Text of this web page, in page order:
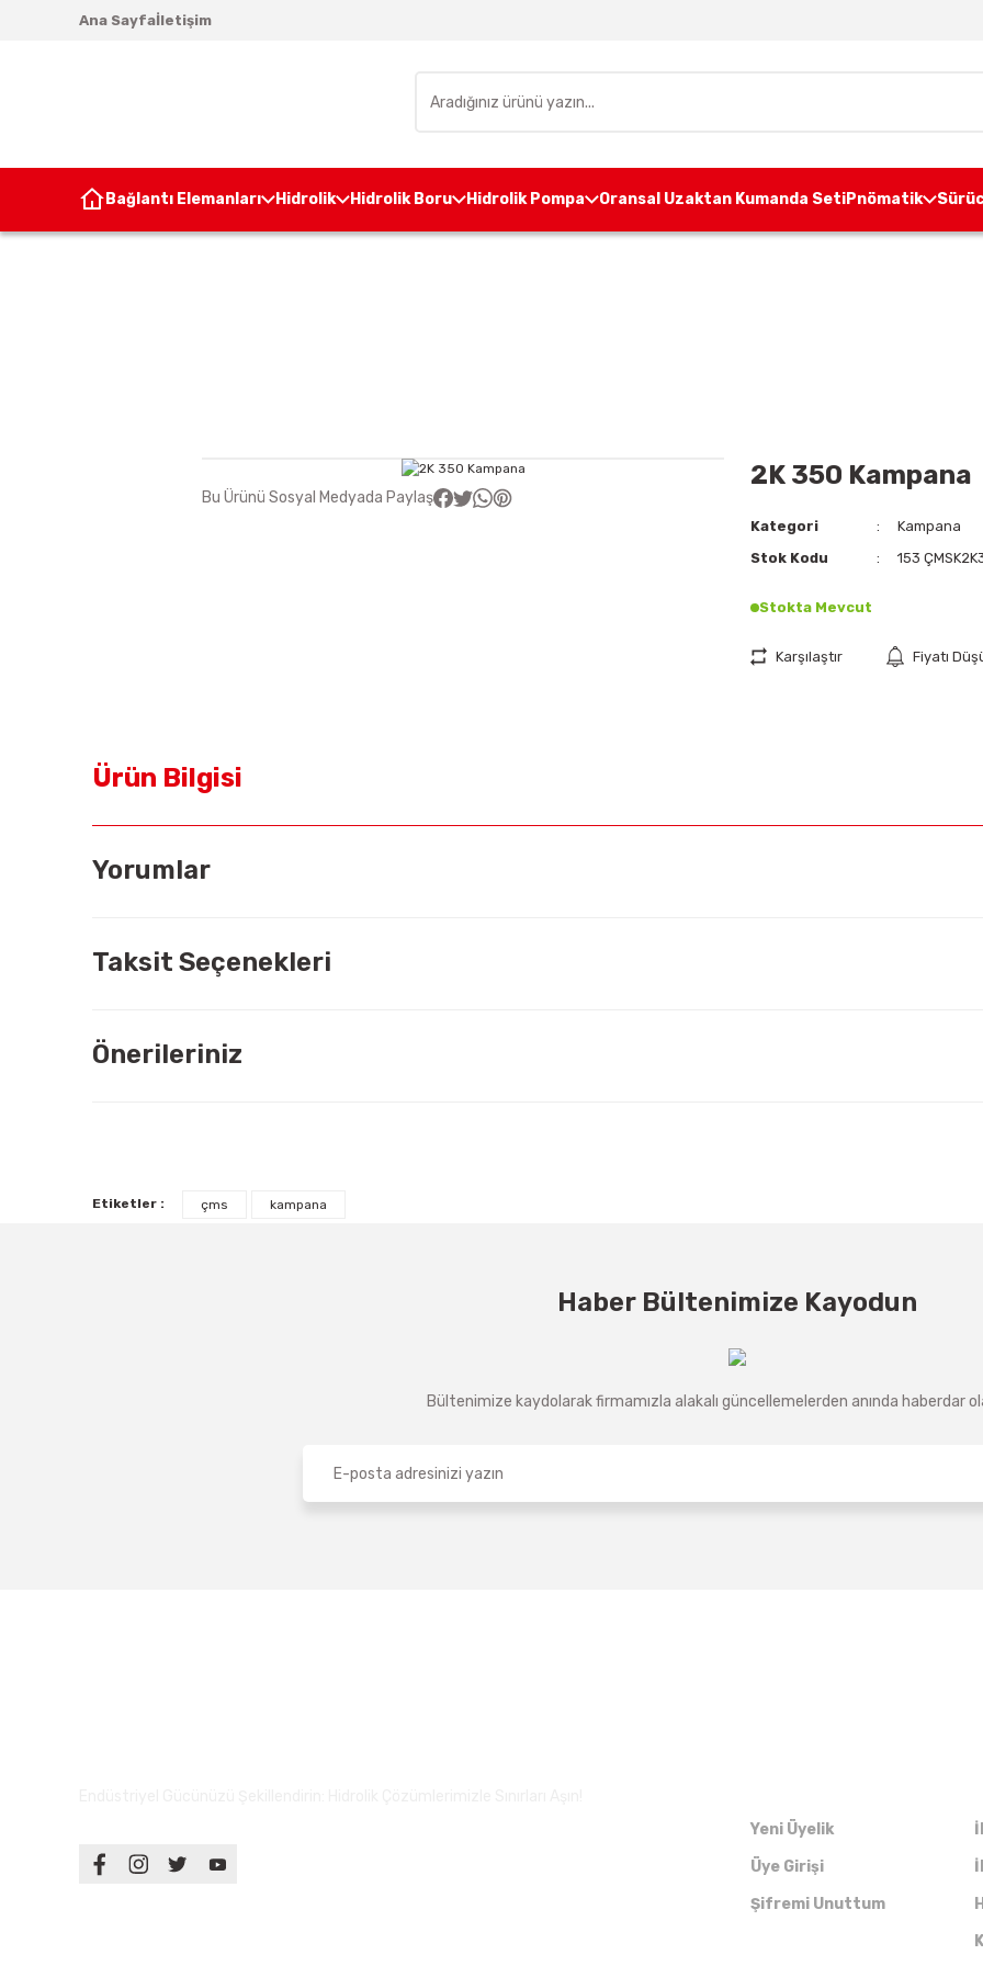
Ana Sayfaİletişim
Bağlantı Elemanları Hidrolik Hidrolik Boru Hidrolik Pompa Oransal Uzaktan Kumanda SetiPnömatik
Bu Ürünü Sosyal Medyada Paylaş
2K 350 Kampana
Kategori
Kampana
Stok Kodu
153
Stokta Mevcut
Karşılaştır Fiyatı
Ürün Bilgisi
Yorumlar
Taksit Seçenekleri
Önerileriniz
Etiketler : çms kampana
Haber Bültenimize Kayodun
Bültenimize kaydolarak firmamızla alakalı güncellemelerden anında haberdar
Yeni Üyelik
Üye Girişi
Şifremi Unuttum